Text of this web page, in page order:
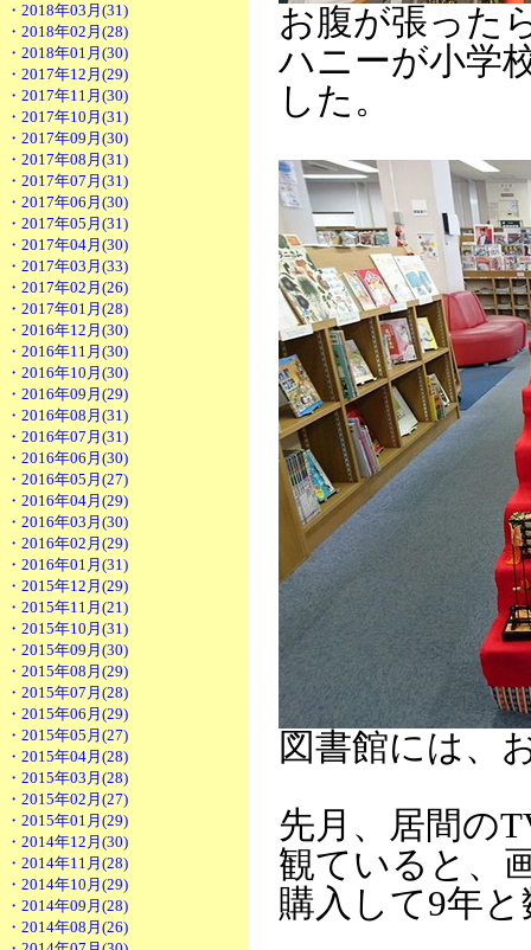
・2018年03月(31)
・2018年02月(28)
・2018年01月(30)
・2017年12月(29)
・2017年11月(30)
・2017年10月(31)
・2017年09月(30)
・2017年08月(31)
・2017年07月(31)
・2017年06月(30)
・2017年05月(31)
・2017年04月(30)
・2017年03月(33)
・2017年02月(26)
・2017年01月(28)
・2016年12月(30)
・2016年11月(30)
・2016年10月(30)
・2016年09月(29)
・2016年08月(31)
・2016年07月(31)
・2016年06月(30)
・2016年05月(27)
・2016年04月(29)
・2016年03月(30)
・2016年02月(29)
・2016年01月(31)
・2015年12月(29)
・2015年11月(21)
・2015年10月(31)
・2015年09月(30)
・2015年08月(29)
・2015年07月(28)
・2015年06月(29)
・2015年05月(27)
・2015年04月(28)
・2015年03月(28)
・2015年02月(27)
・2015年01月(29)
・2014年12月(30)
・2014年11月(28)
・2014年10月(29)
・2014年09月(28)
・2014年08月(26)
お腹が張った
ハニーが小学
した。
図書館には、
先月、居間の
観ていると、
購入して9年